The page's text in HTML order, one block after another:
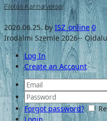
Filotás Karina versei
2026.06.25. byISZ_online 0
Irodalmi Szemle 2026--
Log In
Create an Account
Forgot password?